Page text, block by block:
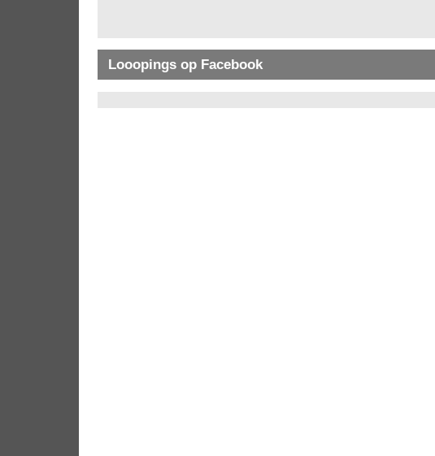
Looopings op Facebook